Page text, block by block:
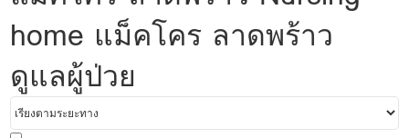
home แม็คโคร ลาดพร้าว
ดูแลผู้ป่วย